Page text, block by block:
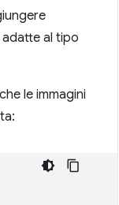
al tipo
le immagini